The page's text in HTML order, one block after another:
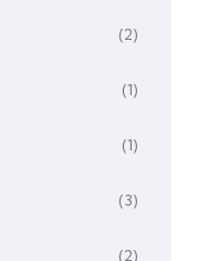
(2)
(1)
(1)
(3)
(2)